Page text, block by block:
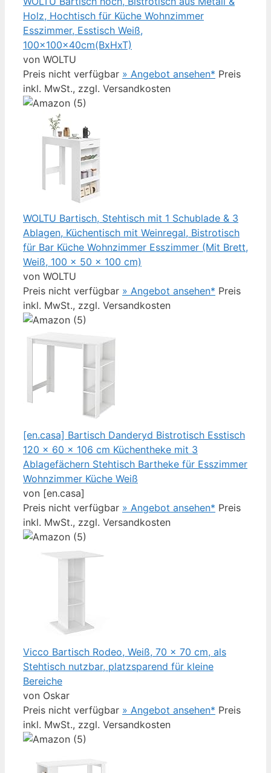
Holz, Hochtisch für Küche Wohnzimmer
Esszimmer, Esstisch Weiß,
100x100x40cm(BxHxT)
von WOLTU
Preis nicht verfügbar » Angebot ansehen* Preis
inkl. MwSt., zzgl. Versandkosten
WOLTU Bartisch, Stehtisch mit 1 Schublade & 3
Ablagen, Küchentisch mit Weinregal, Bistrotisch
für Bar Küche Wohnzimmer Esszimmer (Mit Brett,
Weiß, 100 x 50 x 100 cm)
von WOLTU
Preis nicht verfügbar » Angebot ansehen* Preis
inkl. MwSt., zzgl. Versandkosten
[en.casa] Bartisch Danderyd Bistrotisch Esstisch
120 x 60 x 106 cm Küchentheke mit 3
Ablagefächern Stehtisch Bartheke für Esszimmer
Wohnzimmer Küche Weiß
von [en.casa]
Preis nicht verfügbar » Angebot ansehen* Preis
inkl. MwSt., zzgl. Versandkosten
Vicco Bartisch Rodeo, Weiß, 70 x 70 cm, als
Stehtisch nutzbar, platzsparend für kleine
Bereiche
von Oskar
Preis nicht verfügbar » Angebot ansehen* Preis
inkl. MwSt., zzgl. Versandkosten